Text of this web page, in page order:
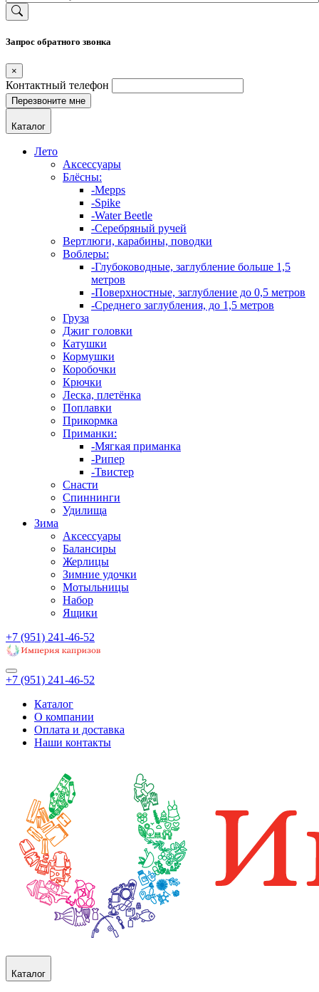
Запрос обратного звонка
×
Контактный телефон
Каталог
Лето
Аксессуары
Блёсны:
-Mepps
-Spike
-Water Beetle
-Серебряный ручей
Вертлюги, карабины, поводки
Воблеры:
-Глубоководные, заглубление больше 1,5
метров
-Поверхностные, заглубление до 0,5 метров
-Среднего заглубления, до 1,5 метров
Груза
Джиг головки
Катушки
Кормушки
Коробочки
Крючки
Леска, плетёнка
Поплавки
Прикормка
Приманки:
-Мягкая приманка
-Рипер
-Твистер
Снасти
Спиннинги
Удилища
Зима
Аксессуары
Балансиры
Жерлицы
Зимние удочки
Мотыльницы
Набор
Ящики
+7 (951) 241-46-52
+7 (951) 241-46-52
Каталог
О компании
Оплата и доставка
Наши контакты
Каталог